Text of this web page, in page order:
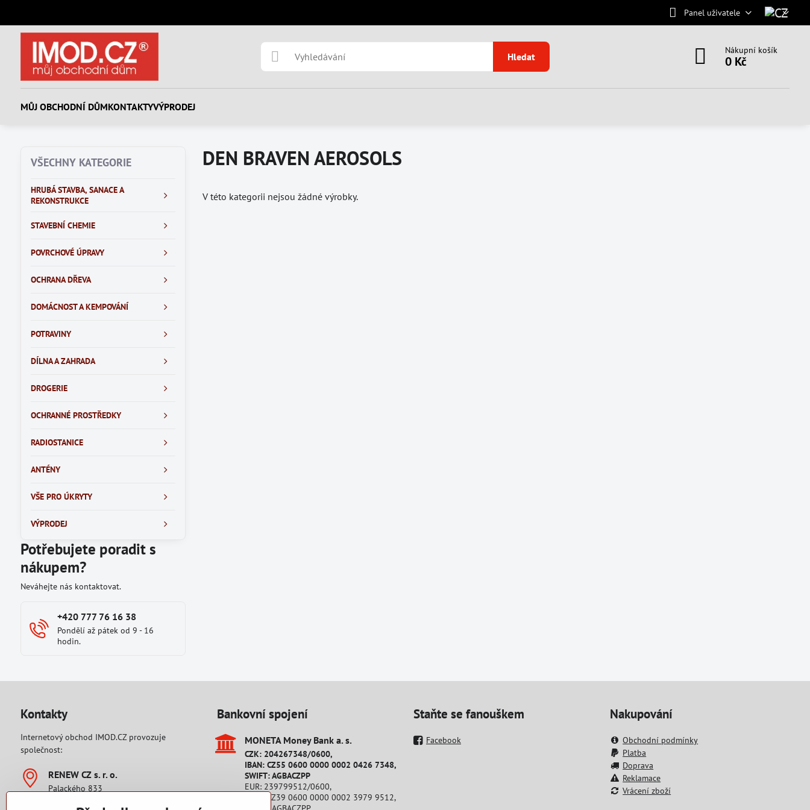
Panel uživatele
Hledat
Nákupní košík
0 Kč
MŮJ OBCHODNÍ DŮMKONTAKTYVÝPRODEJ
DEN BRAVEN AEROSOLS
V této kategorii nejsou žádné výrobky.
VŠECHNY KATEGORIE
HRUBÁ STAVBA, SANACE A
REKONSTRUKCE
STAVEBNÍ CHEMIE
POVRCHOVÉ ÚPRAVY
OCHRANA DŘEVA
DOMÁCNOST A KEMPOVÁNÍ
POTRAVINY
DÍLNA A ZAHRADA
DROGERIE
OCHRANNÉ PROSTŘEDKY
RADIOSTANICE
ANTÉNY
VŠE PRO ÚKRYTY
VÝPRODEJ
Potřebujete poradit s
nákupem?
Neváhejte nás kontaktovat.
+420 777 76 16 38
Pondělí až pátek od 9 - 16
hodin.
Kontakty
Internetový obchod IMOD.CZ provozuje
společnost:
RENEW CZ s​. r​. o​.
Palackého 833
Bankovní spojení
MONETA Money Bank a​. s​.
CZK: 204267348/0600,
IBAN: CZ55 0600 0000 0002 0426 7348,
SWIFT: AGBACZPP
EUR: 239799512/0600,
IBAN: CZ39 0600 0000 0002 3979 9512,
Staňte se fanouškem
Facebook
Nakupování
Obchodní podmínky
Platba
Doprava
Reklamace
Vrácení zboží